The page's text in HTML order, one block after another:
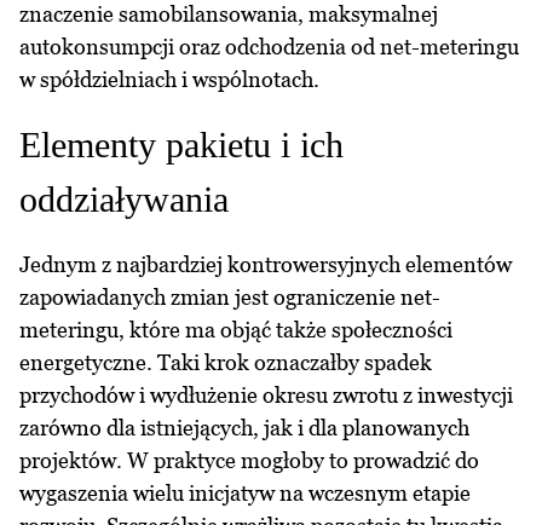
znaczenie samobilansowania, maksymalnej
autokonsumpcji oraz odchodzenia od net-meteringu
w spółdzielniach i wspólnotach.
Elementy pakietu i ich
oddziaływania
Jednym z najbardziej kontrowersyjnych elementów
zapowiadanych zmian jest ograniczenie net-
meteringu, które ma objąć także społeczności
energetyczne. Taki krok oznaczałby spadek
przychodów i wydłużenie okresu zwrotu z inwestycji
zarówno dla istniejących, jak i dla planowanych
projektów. W praktyce mogłoby to prowadzić do
wygaszenia wielu inicjatyw na wczesnym etapie